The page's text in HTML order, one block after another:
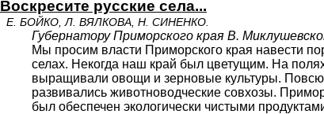
Воскресите русские села...
Е. БОЙКО, Л. ВЯЛКОВА, Н. СИНЕНКО.
Губернатору Приморского края В.
Мы просим власти Приморского края навести
селах. Некогда наш край был цветущим. На
выращивали овощи и зерновые культуры.
развивались животноводческие совхозы.
был обеспечен экологически чистыми